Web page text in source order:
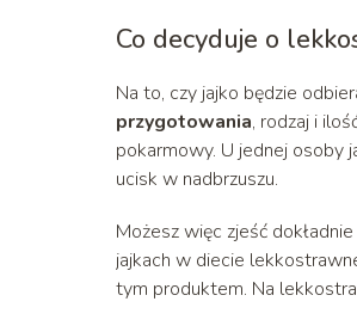
Co decyduje o
Na to, czy jajko będzie
przygotowania, rodzaj i
pokarmowy. U jednej osoby
ucisk w nadbrzuszu.
Możesz więc zjeść
jajkach w diecie
tym produktem. Na